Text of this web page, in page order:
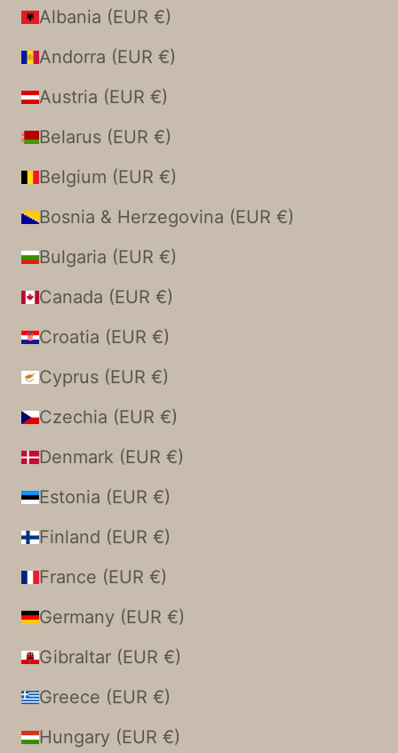
Albania (EUR €)
Andorra (EUR €)
Austria (EUR €)
Belarus (EUR €)
Belgium (EUR €)
Bosnia & Herzegovina (EUR €)
Bulgaria (EUR €)
Canada (EUR €)
Croatia (EUR €)
Cyprus (EUR €)
Czechia (EUR €)
Denmark (EUR €)
Estonia (EUR €)
Finland (EUR €)
France (EUR €)
Germany (EUR €)
Gibraltar (EUR €)
Greece (EUR €)
Hungary (EUR €)